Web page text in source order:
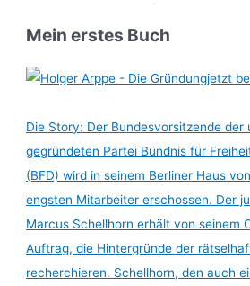
Mein erstes Buch
jetzt
Die Story: Der Bundesvorsitzende der
gegründeten Partei Bündnis für
(BFD) wird in seinem Berliner Haus
engsten Mitarbeiter erschossen. Der
Marcus Schellhorn erhält von seinem
Auftrag, die Hintergründe der
recherchieren. Schellhorn, den auch